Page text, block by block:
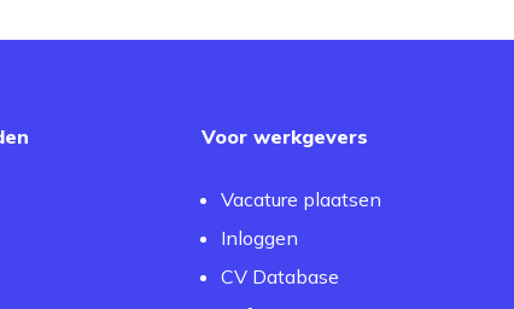
Voor werkgevers
Vacature plaatsen
Inloggen
CV Database